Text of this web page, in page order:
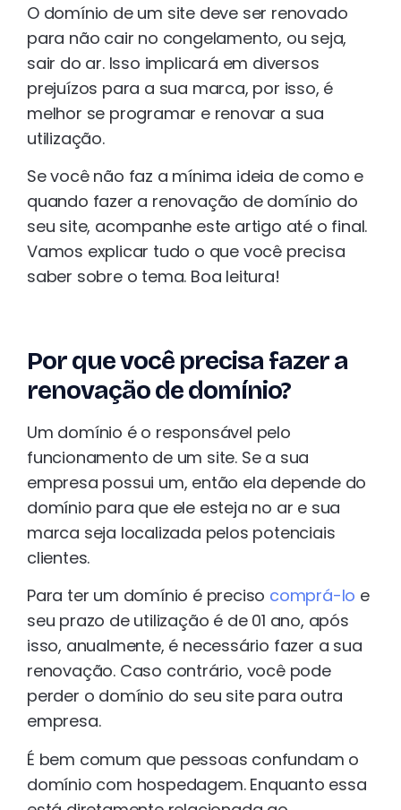
O domínio de um site deve ser renovado
para não cair no congelamento, ou seja,
sair do ar. Isso implicará em diversos
prejuízos para a sua marca, por isso, é
melhor se programar e renovar a sua
utilização.
Se você não faz a mínima ideia de como e
quando fazer a renovação de domínio do
seu site, acompanhe este artigo até o final.
Vamos explicar tudo o que você precisa
saber sobre o tema. Boa leitura!
Por que você precisa fazer a
renovação de domínio?
Um domínio é o responsável pelo
funcionamento de um site. Se a sua
empresa possui um, então ela depende do
domínio para que ele esteja no ar e sua
marca seja localizada pelos potenciais
clientes.
Para ter um domínio é preciso comprá-lo e
seu prazo de utilização é de 01 ano, após
isso, anualmente, é necessário fazer a sua
renovação. Caso contrário, você pode
perder o domínio do seu site para outra
empresa.
É bem comum que pessoas confundam o
domínio com hospedagem. Enquanto essa